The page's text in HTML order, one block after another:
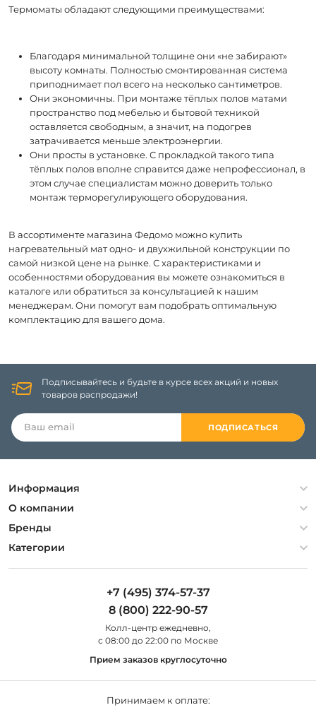
Термоматы обладают следующими преимуществами:
Благодаря минимальной толщине они «не забирают»
высоту комнаты. Полностью смонтированная система
приподнимает пол всего на несколько сантиметров.
Они экономичны. При монтаже тёплых полов матами
пространство под мебелью и бытовой техникой
оставляется свободным, а значит, на подогрев
затрачивается меньше электроэнергии.
Они просты в установке. С прокладкой такого типа
тёплых полов вполне справится даже непрофессионал, в
этом случае специалистам можно доверить только
монтаж терморегулирующего оборудования.
В ассортименте магазина Федомо можно купить
нагревательный мат одно- и двухжильной конструкции по
самой низкой цене на рынке. С характеристиками и
особенностями оборудования вы можете ознакомиться в
каталоге или обратиться за консультацией к нашим
менеджерам. Они помогут вам подобрать оптимальную
комплектацию для вашего дома.
Подписывайтесь и будьте в курсе всех акций и новых
товаров распродажи!
ПОДПИСАТЬСЯ
Информация
Политика конфиденциальности
Гарантия
Оплата и доставка
О компании
О компании
Контакты
Бренды
Artelamp
Категории
Люстры
Уличные светильники
+7 (495) 374-57-37
8 (800) 222-90-57
Колл-центр eжедневно,
с 08:00 до 22:00 по Москве
Прием заказов круглосуточно
Принимаем к оплате: